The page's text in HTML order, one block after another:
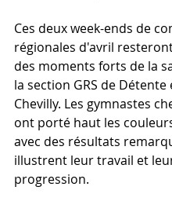
Ces deux week-ends de
régionales d'avril
des moments forts de la
la section GRS de Détente
Chevilly. Les gymnastes
ont porté haut les
avec des résultats
illustrent leur travail et
progression.